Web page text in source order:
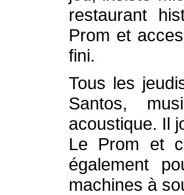
restaurant
Prom et
fini.
Tous les
Santos,
acoustique. Il
Le Prom et
également
machines à